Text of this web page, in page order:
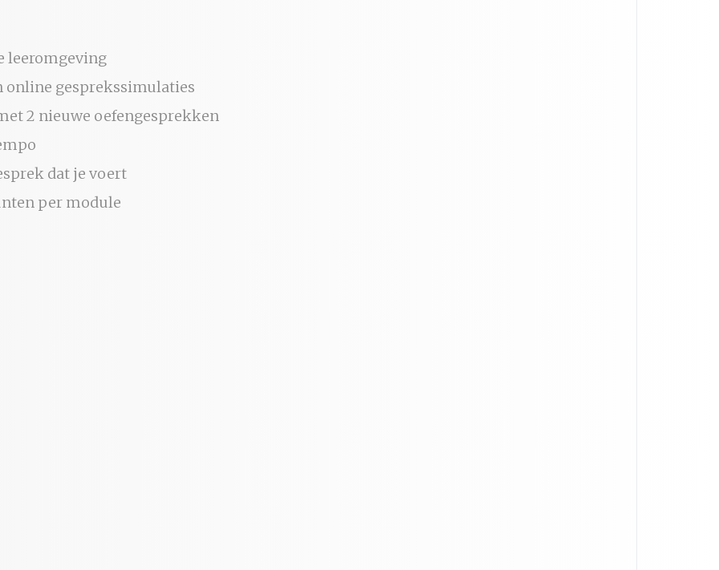
leeromgeving
online gesprekssimulaties
2 nieuwe oefengesprekken
dat je voert
per module